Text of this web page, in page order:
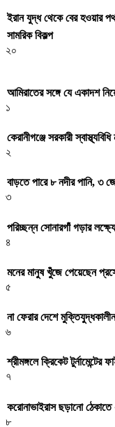
ইরান যুদ্ধ থেকে বের হওয়ার
সামরিক বিকল্প
২০
আমিরাতের সঙ্গে যে একাদশ
১
কেরানীগঞ্জে সরকারী
২
বাড়তে পারে ৮ নদীর পানি, ৩
৩
পরিচ্ছন্ন সোনারগাঁ গড়ার
৪
মনের মানুষ খুঁজে পেয়েছেন
৫
না ফেরার দেশে
৬
শ্রীমঙ্গলে ক্রিকেট
৭
করোনাভাইরাস ছড়ানো
৮